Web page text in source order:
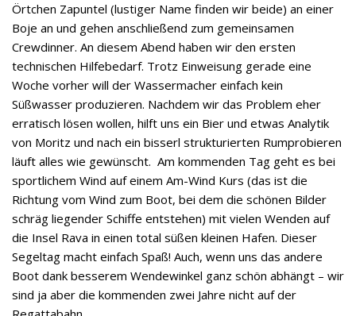
Örtchen Zapuntel (lustiger Name finden wir beide) an einer
Boje an und gehen anschließend zum gemeinsamen
Crewdinner. An diesem Abend haben wir den ersten
technischen Hilfebedarf. Trotz Einweisung gerade eine
Woche vorher will der Wassermacher einfach kein
Süßwasser produzieren. Nachdem wir das Problem eher
erratisch lösen wollen, hilft uns ein Bier und etwas Analytik
von Moritz und nach ein bisserl strukturierten Rumprobieren
läuft alles wie gewünscht. Am kommenden Tag geht es bei
sportlichem Wind auf einem Am-Wind Kurs (das ist die
Richtung vom Wind zum Boot, bei dem die schönen Bilder
schräg liegender Schiffe entstehen) mit vielen Wenden auf
die Insel Rava in einen total süßen kleinen Hafen. Dieser
Segeltag macht einfach Spaß! Auch, wenn uns das andere
Boot dank besserem Wendewinkel ganz schön abhängt – wir
sind ja aber die kommenden zwei Jahre nicht auf der